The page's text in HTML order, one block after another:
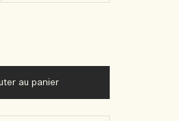
au panier